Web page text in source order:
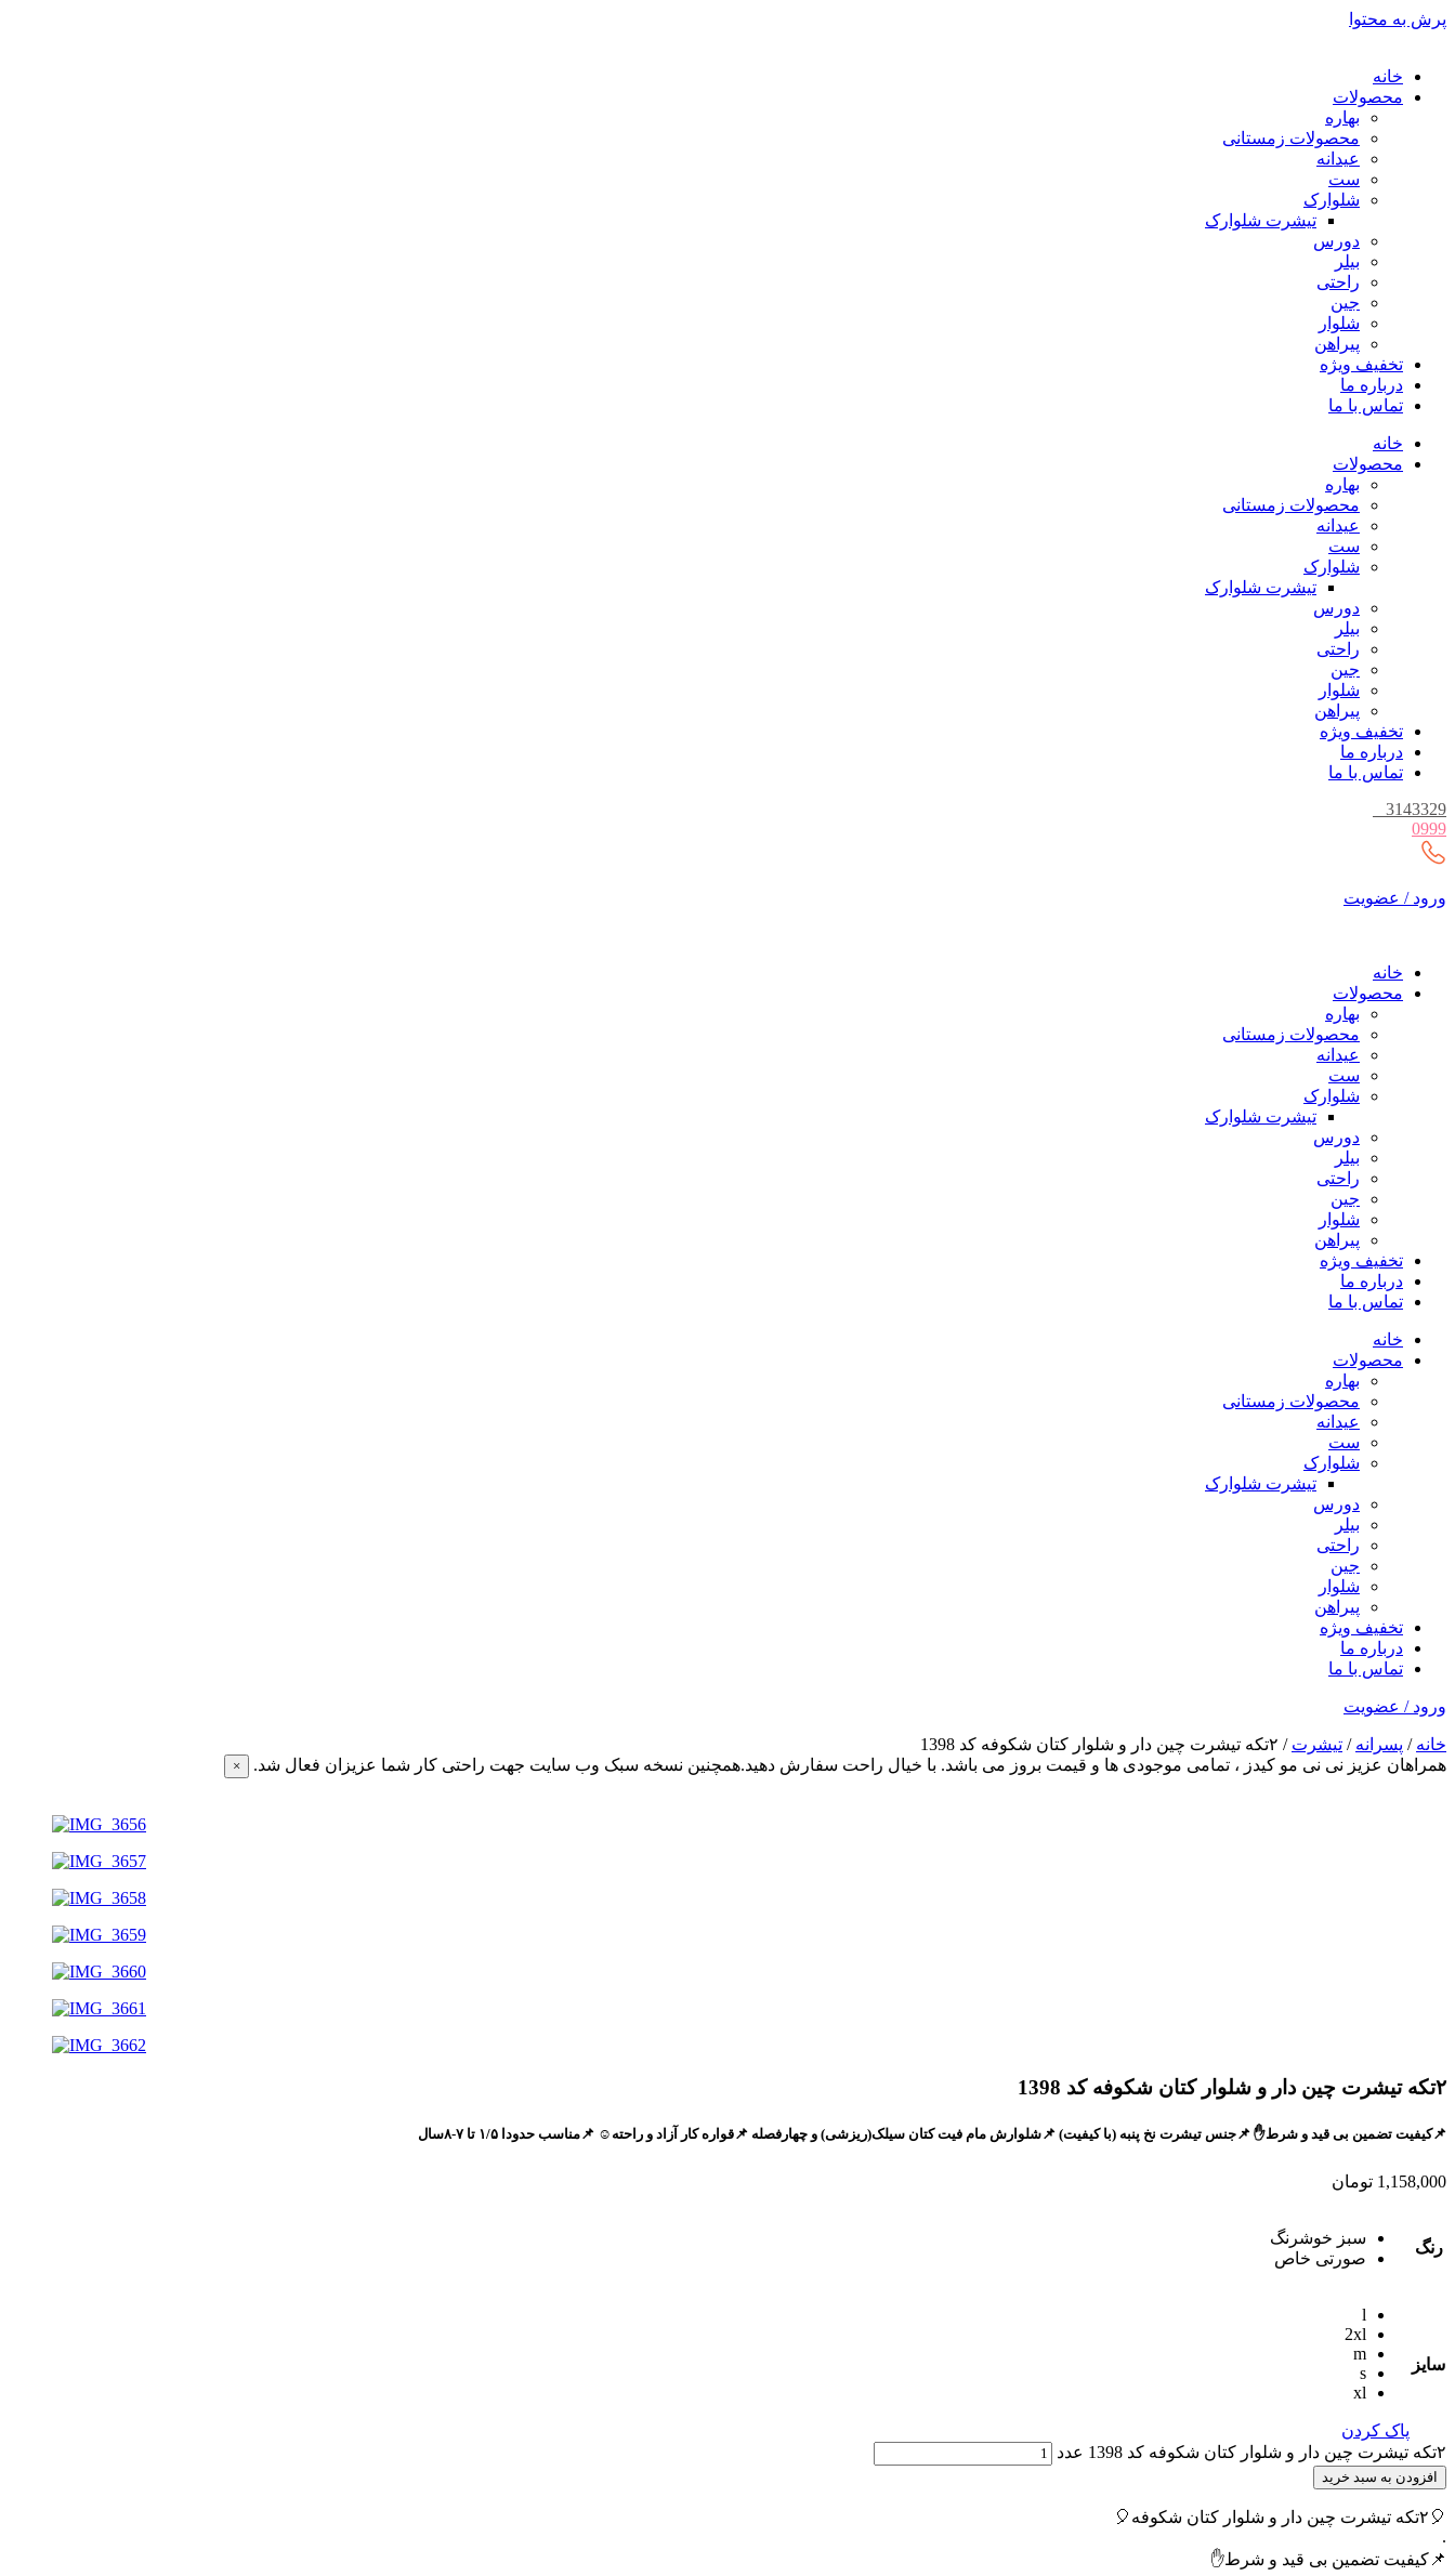
پرش به محتوا
خانه
محصولات
بهاره
محصولات زمستانی
عیدانه
ست
شلوارک
تیشرت شلوارک
دورس
بیلر
راحتی
جین
شلوار
پیراهن
تخفیف ویژه
درباره ما
تماس با ما
خانه
محصولات
بهاره
محصولات زمستانی
عیدانه
ست
شلوارک
تیشرت شلوارک
دورس
بیلر
راحتی
جین
شلوار
پیراهن
تخفیف ویژه
درباره ما
تماس با ما
3143329
0999
ورود / عضویت
خانه
محصولات
بهاره
محصولات زمستانی
عیدانه
ست
شلوارک
تیشرت شلوارک
دورس
بیلر
راحتی
جین
شلوار
پیراهن
تخفیف ویژه
درباره ما
تماس با ما
خانه
محصولات
بهاره
محصولات زمستانی
عیدانه
ست
شلوارک
تیشرت شلوارک
دورس
بیلر
راحتی
جین
شلوار
پیراهن
تخفیف ویژه
درباره ما
تماس با ما
ورود / عضویت
خانه / پسرانه / تیشرت / ۲تکه تیشرت چین دار و شلوار کتان شکوفه کد 1398
همراهان عزیز نی نی مو کیدز ، تمامی موجودی ها و قیمت بروز می باشد. با خیال راحت سفارش دهید.همچنین نسخه سبک وب سایت جهت راحتی کار شما عزیزان فعال شد. ×
۲تکه تیشرت چین دار و شلوار کتان شکوفه کد 1398
📌کیفیت تضمین بی قید و شرط✋ 📌جنس تیشرت نخ پنبه (با کیفیت) 📌شلوارش مام فیت کتان سیلک(ریزشی) و چهارفصله 📌قواره کار آزاد و راحته☺️ 📌مناسب حدودا ۱/۵ تا ۷-۸سال
1,158,000 تومان
رنگ
سبز خوشرنگ
صورتی خاص
سایز
l
2xl
m
s
xl
پاک کردن
۲تکه تیشرت چین دار و شلوار کتان شکوفه کد 1398 عدد
افزودن به سبد خرید
🎈۲تکه تیشرت چین دار و شلوار کتان شکوفه🎈
.
📌کیفیت تضمین بی قید و شرط✋